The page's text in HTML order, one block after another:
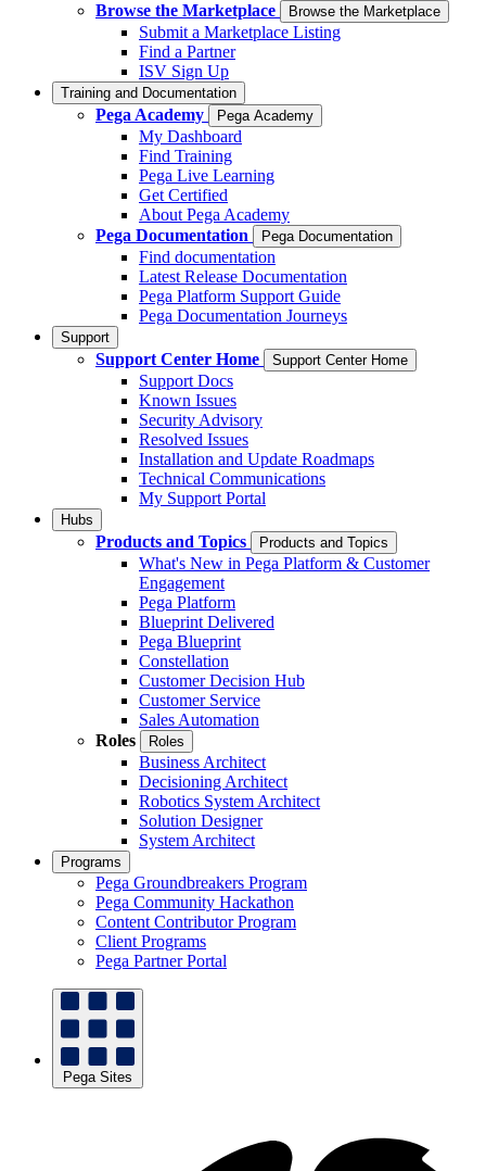
Browse the Marketplace
Browse the Marketplace
Submit a Marketplace Listing
Find a Partner
ISV Sign Up
Training and Documentation
Pega Academy Pega Academy
My Dashboard
Find Training
Pega Live Learning
Get Certified
About Pega Academy
Pega Documentation
Pega Documentation
Find documentation
Latest Release Documentation
Pega Platform Support Guide
Pega Documentation Journeys
Support
Support Center Home Support Center Home
Support Docs
Known Issues
Security Advisory
Resolved Issues
Installation and Update Roadmaps
Technical Communications
My Support Portal
Hubs
Products and Topics Products and Topics
What's New in Pega Platform & Customer
Engagement
Pega Platform
Blueprint Delivered
Pega Blueprint
Constellation
Customer Decision Hub
Customer Service
Sales Automation
Roles
Roles
Business Architect
Decisioning Architect
Robotics System Architect
Solution Designer
System Architect
Programs
Pega Groundbreakers Program
Pega Community Hackathon
Content Contributor Program
Client Programs
Pega Partner Portal
Pega Sites